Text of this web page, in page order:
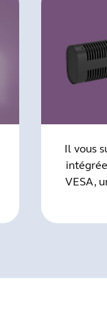
Il vous
VESA,